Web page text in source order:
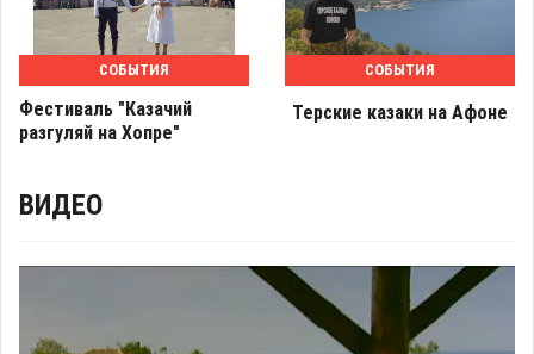
СОБЫТИЯ
Фестиваль "Казачий
разгуляй на Хопре"
СОБЫТИЯ
Терские казаки на Афоне
ВИДЕО